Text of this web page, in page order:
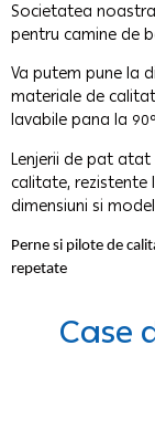
Societatea
pentru camine de
Va putem pune la
materiale de
lavabile pana la
Lenjerii de pat
calitate, rezistente
dimensiuni si
Perne si pilote de
repetate
Case